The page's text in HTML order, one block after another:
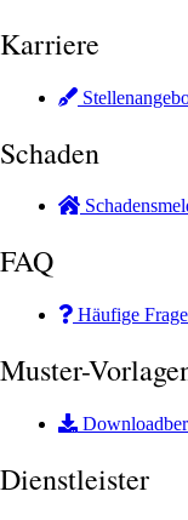
Karriere
Schaden
FAQ
Häufige
Muster-
Dienstleister